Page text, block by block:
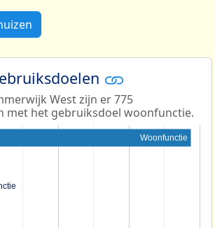
West zijn er 775
met het gebruiksdoel woonfunctie.
Woonfunctie